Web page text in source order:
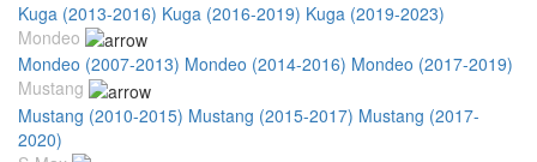
Kuga (2013-2016) Kuga (2016-2019) Kuga (2019-2023)
Mondeo
Mondeo (2007-2013) Mondeo (2014-2016) Mondeo (2017-2019)
Mustang
Mustang (2010-2015) Mustang (2015-2017) Mustang (2017-
2020)